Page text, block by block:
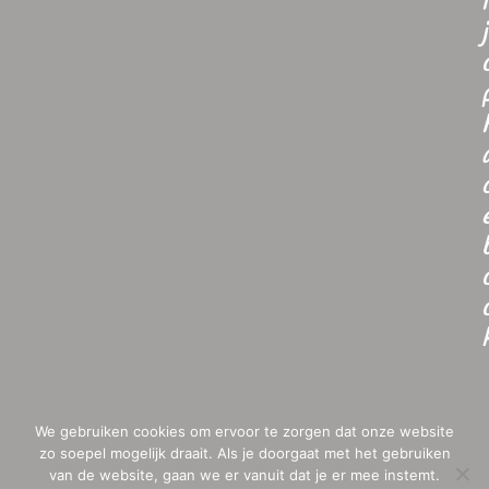
j
We gebruiken cookies om ervoor te zorgen dat onze website
zo soepel mogelijk draait. Als je doorgaat met het gebruiken
van de website, gaan we er vanuit dat je er mee instemt.